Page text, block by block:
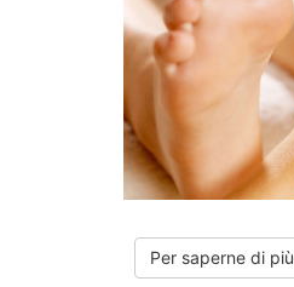
Per saperne di più